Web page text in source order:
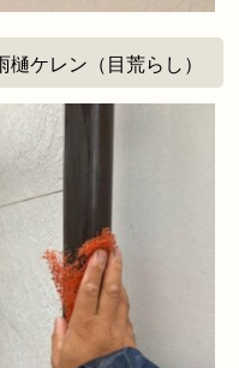
ケレン（目荒らし）